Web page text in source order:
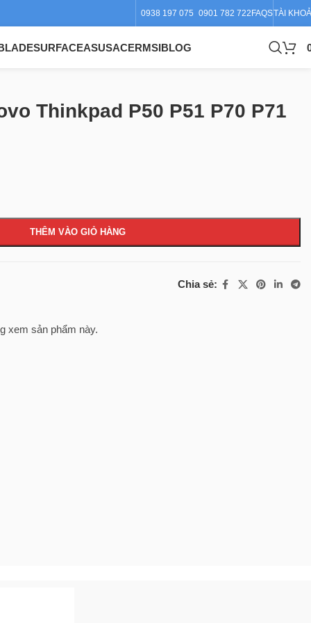
0938 197 075 0901 782 722 FAQSTÀI
SURFACEASUSACERMSIBLOG
Thinkpad P50 P51 P70 P71
THÊM VÀO GIỎ HÀNG
Chia sẻ:
xem sản phẩm này.